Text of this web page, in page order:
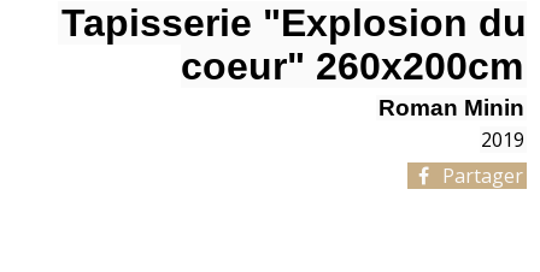
Tapisserie "Explosion du
coeur" 260x200cm
Roman Minin
2019
Partager